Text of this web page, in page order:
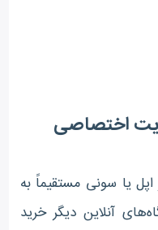
اختصاصی
یا سونی مستقیماً به
آنلاین دیگر خرید